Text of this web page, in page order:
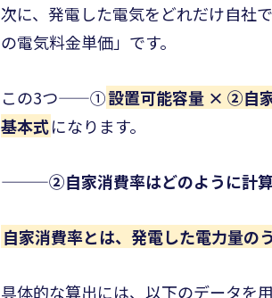
次に、発電した電気をどれだけ自
の電気料金単価」です。
この3つ——①設置可能容量 × ②自
基本式になります。
———②自家消費率はどのように計算
自家消費率とは、発電した電力量の
具体的な算出には、以下のデータを